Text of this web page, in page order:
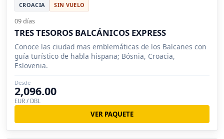
CROACIA SIN VUELO
09 días
TRES TESOROS BALCÁNICOS EXPRESS
Conoce las ciudad mas emblemáticas de los Balcanes con
guía turístico de habla hispana; Bósnia, Croacia,
Eslovenia.
Desde
2,096.00
EUR / DBL
VER PAQUETE